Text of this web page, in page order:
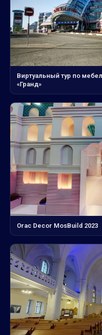
Виртуальный тур по
«Гранд»
Orac Decor MosBuild 2023